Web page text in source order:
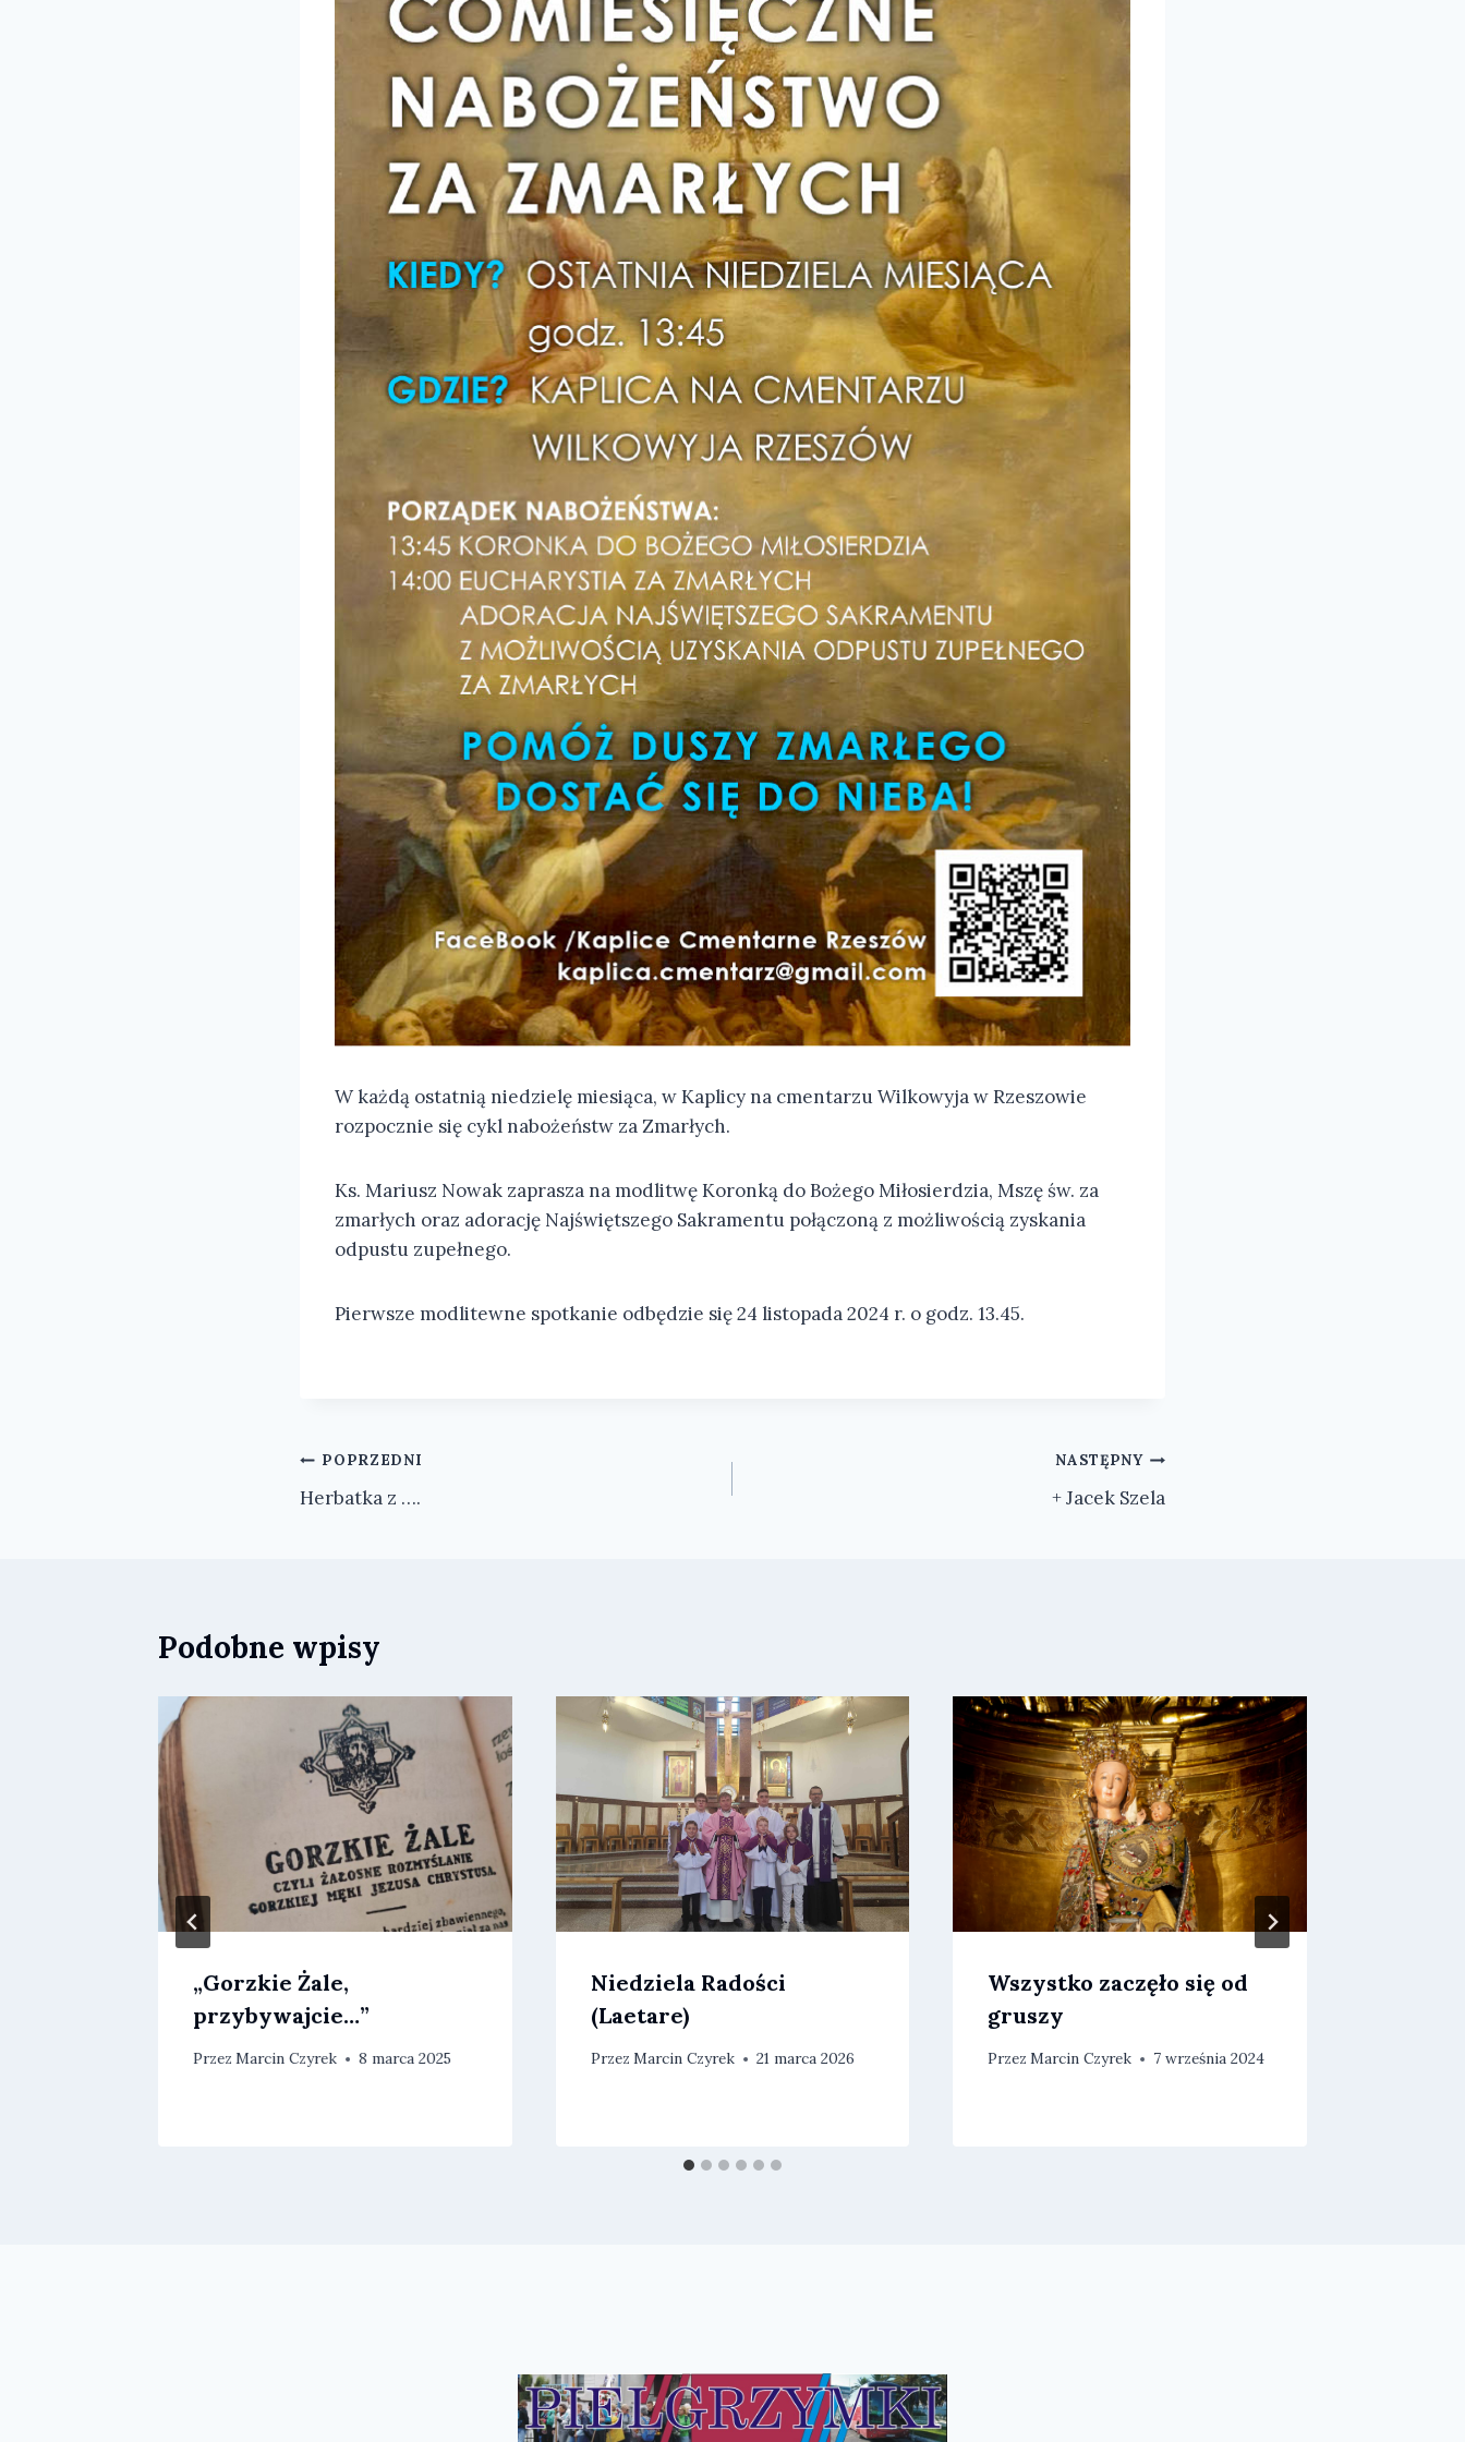
W każdą ostatnią niedzielę miesiąca, w Kaplicy na cmentarzu Wilkowyja w Rzeszowie
rozpocznie się cykl nabożeństw za Zmarłych.
Ks. Mariusz Nowak zaprasza na modlitwę Koronką do Bożego Miłosierdzia, Mszę św. za
zmarłych oraz adorację Najświętszego Sakramentu połączoną z możliwością zyskania
odpustu zupełnego.
Pierwsze modlitewne spotkanie odbędzie się 24 listopada 2024 r. o godz. 13.45.
Nawigacja
wpisu
POPRZEDNI
Herbatka z ….
NASTĘPNY
+ Jacek Szela
Podobne wpisy
„Gorzkie Żale,
przybywajcie…”
Przez Marcin Czyrek 8 marca 2025
Niedziela Radości
(Laetare)
Przez Marcin Czyrek 21 marca 2026
Wszystko zaczęło się od
gruszy
Przez Marcin Czyrek 7 września 2024